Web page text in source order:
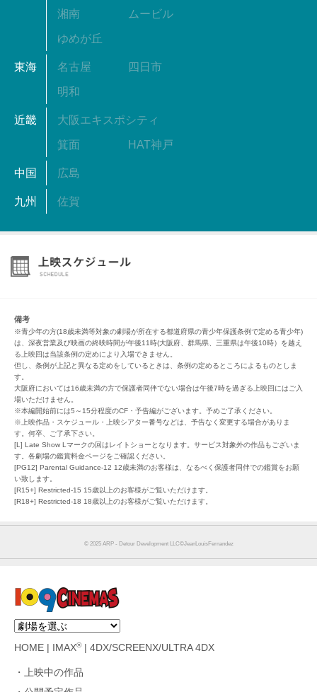
湘南 ムービル
ゆめが丘
東海 名古屋 四日市
明和
近畿 大阪エキスポシティ
箕面 HAT神戸
中国 広島
九州 佐賀
備考
※青少年の方(18歳未満等対象の劇場が所在する都道府県の青少年保護条例で定める青少年)
は、深夜営業及び映画の終映時間が午後11時(大阪府、群馬県、三重県は午後10時）を越え
る上映回は当該条例の定めにより入場できません。
但し、条例が上記と異なる定めをしているときは、条例の定めるところによるものとしま
す。
大阪府においては16歳未満の方で保護者同伴でない場合は午後7時を過ぎる上映回にはご入
場いただけません。
※本編開始前には5～15分程度のCF・予告編がございます。予めご了承ください。
※上映作品・スケジュール・上映シアター番号などは、予告なく変更する場合がありま
す。何卒、ご了承下さい。
[L] Late Show Lマークの回はレイトショーとなります。サービス対象外の作品もございま
す。各劇場の鑑賞料金ページをご確認ください。
[PG12] Parental Guidance-12 12歳未満のお客様は、なるべく保護者同伴での鑑賞をお願
い致します。
[R15+] Restricted-15 15歳以上のお客様がご覧いただけます。
[R18+] Restricted-18 18歳以上のお客様がご覧いただけます。
© 2025 ARP - Detour Development LLC©JeanLouisFernandez
HOME IMAX®| 4DX/SCREENX/ULTRA 4DX
上映中の作品